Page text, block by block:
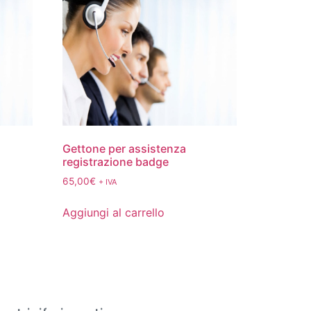
Gettone per assistenza
registrazione badge
65,00€ + IVA
Aggiungi al carrello